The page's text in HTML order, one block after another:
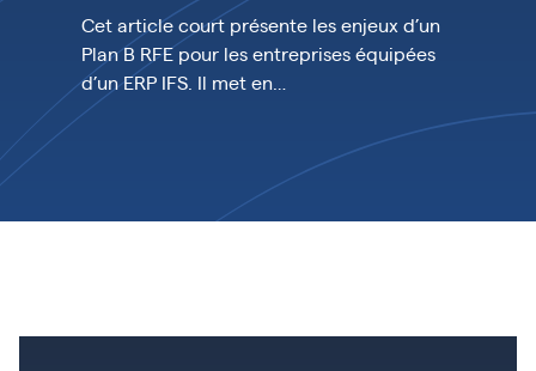
Cet article court présente les enjeux d’un
Plan B RFE pour les entreprises équipées
d’un ERP IFS. Il met en…